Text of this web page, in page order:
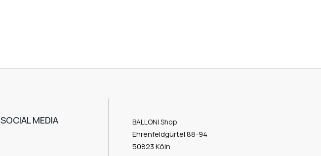
SOCIAL MEDIA BALLONI Shop
Ehrenfeldgürtel 88-94
50823 Köln